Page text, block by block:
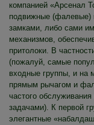
компанией «Арсенал
подвижные (фалевые)
замками, либо сами
механизмов,
притолоки. В
(пожалуй, самые
входные группы, и на
прямым рычагом и
частого
задачами). К первой
элегантные